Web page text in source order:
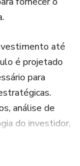
até
é projetado
para
análise de
do investidor,
financeiros